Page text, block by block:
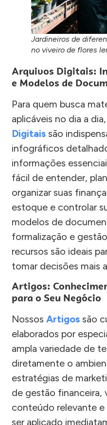
Jardineiros de
no viveiro de flores
Arquivos Digitais:
e Modelos de
Para quem busca
aplicáveis no dia a
Digitais são
infográficos
informações
fácil de entender,
organizar suas
estoque e controlar
modelos de
formalização e
recursos são ideais
tomar decisões mais
Artigos:
para o Seu Negócio
Nossos Artigos são
elaborados por
ampla variedade de
diretamente o
estratégias de
de gestão financeira,
conteúdo relevante
ser aplicado